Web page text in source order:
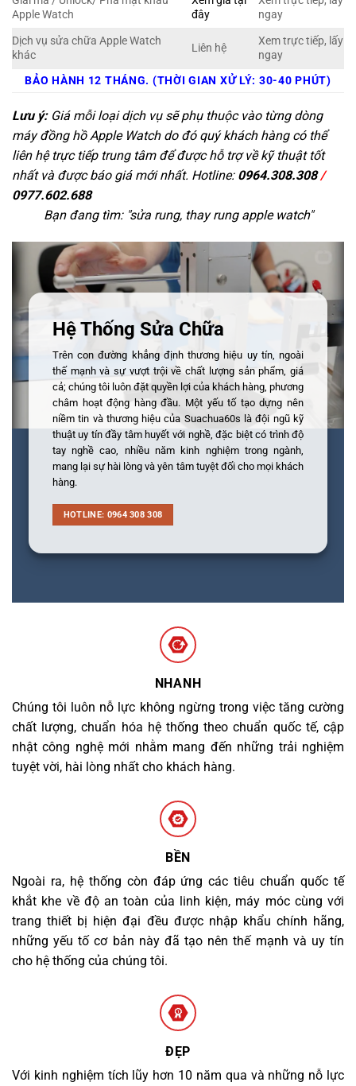
Apple Watch
đây
ngay
Dịch vụ sửa chữa Apple Watch
khác
Liên hệ
Xem trực tiếp, lấy
ngay
BẢO HÀNH 12 THÁNG. (THỜI GIAN XỬ LÝ: 30-40 PHÚT)
Lưu ý:Giá mỗi loại dịch vụ sẽ phụ thuộc vào từng dòng
máy đồng hồ Apple Watch do đó quý khách hàng có thể
liên hệ trực tiếp trung tâm để được hỗ trợ về kỹ thuật tốt
nhất và được báo giá mới nhất. Hotline: 0964.308.308/
0977.602.688
Bạn đang tìm: "sửa rung, thay rung apple watch"
Hệ Thống Sửa Chữa
Trên con đường khẳng định thương hiệu uy tín, ngoài
thế mạnh và sự vượt trội về chất lượng sản phẩm, giá
cả; chúng tôi luôn đặt quyền lợi của khách hàng, phương
châm hoạt động hàng đầu. Một yếu tố tạo dựng nên
niềm tin và thương hiệu của Suachua60s là đội ngũ kỹ
thuật uy tín đầy tâm huyết với nghề, đặc biệt có trình độ
tay nghề cao, nhiều năm kinh nghiệm trong ngành,
mang lại sự hài lòng và yên tâm tuyệt đối cho mọi khách
hàng.
HOTLINE: 0964 308 308
NHANH
Chúng tôi luôn nỗ lực không ngừng trong việc tăng cường
chất lượng, chuẩn hóa hệ thống theo chuẩn quốc tế, cập
nhật công nghệ mới nhằm mang đến những trải nghiệm
tuyệt vời, hài lòng nhất cho khách hàng.
BỀN
Ngoài ra, hệ thống còn đáp ứng các tiêu chuẩn quốc tế
khắt khe về độ an toàn của linh kiện, máy móc cùng với
trang thiết bị hiện đại đều được nhập khẩu chính hãng,
những yếu tố cơ bản này đã tạo nên thế mạnh và uy tín
cho hệ thống của chúng tôi.
ĐẸP
Với kinh nghiệm tích lũy hơn 10 năm qua và những nỗ lực